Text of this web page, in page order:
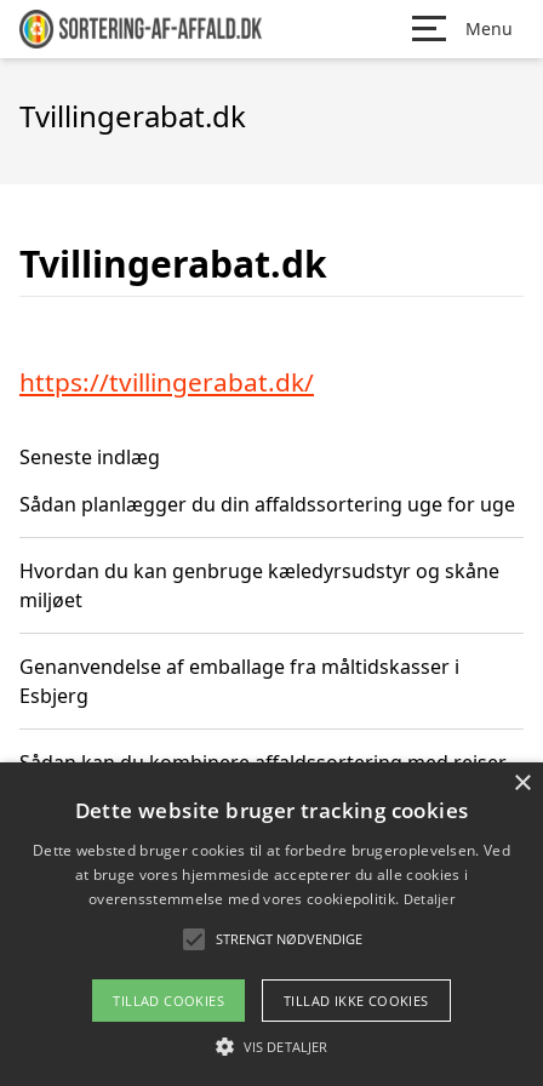
Menu
Tvillingerabat.dk
Tvillingerabat.dk
https://tvillingerabat.dk/
Seneste indlæg
Sådan planlægger du din affaldssortering uge for uge
Hvordan du kan genbruge kæledyrsudstyr og skåne
miljøet
Genanvendelse af emballage fra måltidskasser i
Esbjerg
Sådan kan du kombinere affaldssortering med rejser
Hvordan affaldssortering kan bidrage til co2 reduktion
Om / kontakt
Blog Betingelser
×
Dette website bruger tracking cookies
Dette websted bruger cookies til at forbedre brugeroplevelsen. Ved
at bruge vores hjemmeside accepterer du alle cookies i
overensstemmelse med vores cookiepolitik. Detaljer
STRENGT NØDVENDIGE
TILLAD COOKIES TILLAD IKKE COOKIES
VIS DETALJER